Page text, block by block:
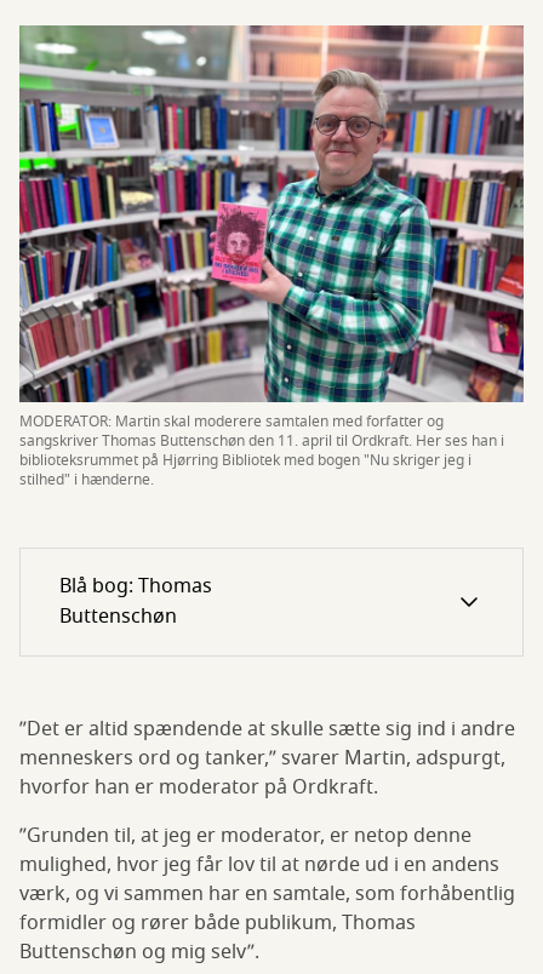
MODERATOR: Martin skal moderere samtalen med forfatter og
sangskriver Thomas Buttenschøn den 11. april til Ordkraft. Her ses han i
biblioteksrummet på Hjørring Bibliotek med bogen "Nu skriger jeg i
stilhed" i hænderne.
Blå bog: Thomas
Buttenschøn
”Det er altid spændende at skulle sætte sig ind i andre
menneskers ord og tanker,” svarer Martin, adspurgt,
hvorfor han er moderator på Ordkraft.
”Grunden til, at jeg er moderator, er netop denne
mulighed, hvor jeg får lov til at nørde ud i en andens
værk, og vi sammen har en samtale, som forhåbentlig
formidler og rører både publikum, Thomas
Buttenschøn og mig selv”.